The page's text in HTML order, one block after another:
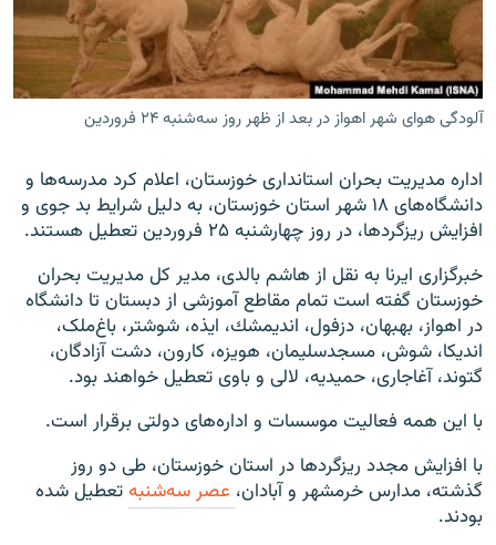
زبان‌های دیگر
آلودگی هوای شهر اهواز در بعد از ظهر روز سه‌شنبه ۲۴ فروردین
اداره مدیریت بحران استانداری خوزستان، اعلام کرد مدرسه‌ها و
دانشگاه‌های ۱۸ شهر استان خوزستان، به دلیل شرایط بد جوی و
افزایش ریزگردها، در روز چهارشنبه ۲۵ فروردین تعطیل هستند.
خبرگزاری ایرنا به نقل از هاشم بالدی، مدیر کل مدیریت بحران
خوزستان گفته است تمام مقاطع آموزشی از دبستان تا دانشگاه
در اهواز، بهبهان، دزفول، اندیمشك، ایذه، شوشتر، باغ‌ملک،
اندیكا، شوش، مسجدسلیمان، هویزه، كارون، دشت آزادگان،
گتوند، آغاجاری، حمیدیه، لالی و باوی تعطیل خواهند بود.
با این همه فعالیت موسسات و اداره‌های دولتی برقرار است.
با افزایش مجدد ریزگردها در استان خوزستان، طی دو روز
گذشته، مدارس خرمشهر و آبادان، عصر سه‌شنبهتعطیل شده
بودند.